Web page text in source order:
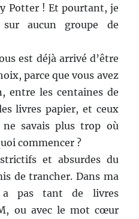
Potter ! Et pourtant, je
aucun groupe de
est déjà arrivé d’être
parce que vous avez
entre les centaines de
livres papier, et ceux
savais plus trop où
commencer ?
et absurdes du
de trancher. Dans ma
pas tant de livres
ou avec le mot cœur